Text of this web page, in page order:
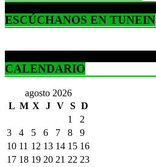
ESCÚCHANOS EN TUNEIN
CALENDARIO
agosto 2026
L M X J V S D
1
2
3
4 5 6 7 8
9
10 11 12 13 14 15 16
17 18 19 20 21 22 23